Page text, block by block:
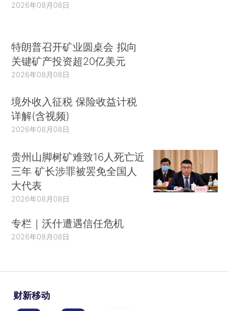
2026年08月08日
特朗普召开矿业圆桌会 拟向
关键矿产投资超20亿美元
2026年08月08日
境外收入征税 保险收益计税
详解(含视频)
2026年08月08日
贵州山脚树矿难致16人死亡近
三年 矿长涉罪被罢免全国人
大代表
2026年08月08日
专栏｜沃什遭遇信任危机
2026年08月08日
财新移动